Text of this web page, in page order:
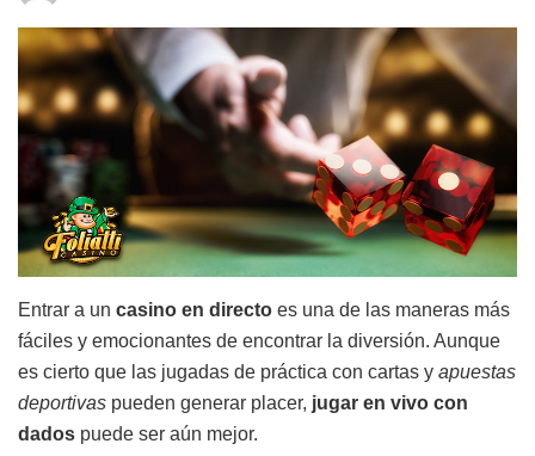
Entrar a un casino en directo es una de las maneras más
fáciles y emocionantes de encontrar la diversión. Aunque
es cierto que las jugadas de práctica con cartas y apuestas
deportivas pueden generar placer, jugar en vivo con
dados puede ser aún mejor.